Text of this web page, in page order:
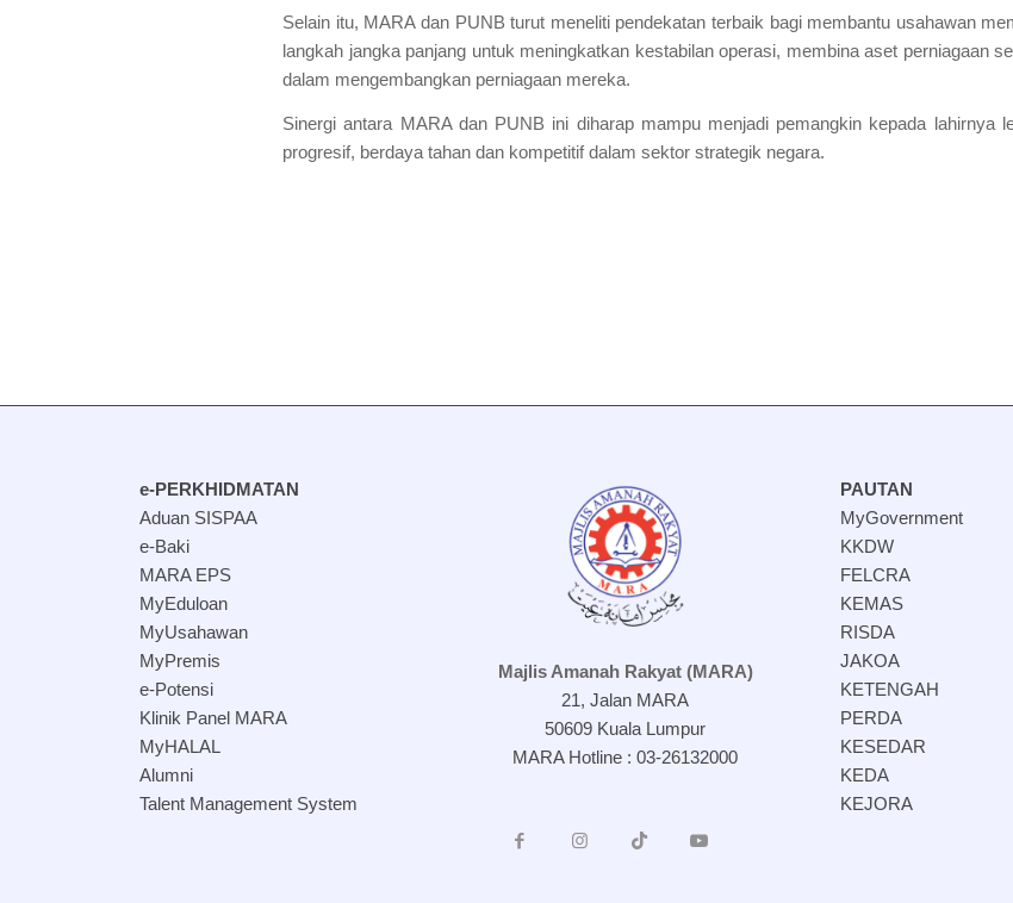
Selain itu, MARA dan PUNB turut meneliti pendekatan terbaik bagi membantu usahawan
langkah jangka panjang untuk meningkatkan kestabilan operasi, membina aset perniagaan
dalam mengembangkan perniagaan mereka.
Sinergi antara MARA dan PUNB ini diharap mampu menjadi pemangkin kepada lahirnya
progresif, berdaya tahan dan kompetitif dalam sektor strategik negara.
e-PERKHIDMATAN
Aduan SISPAA
e-Baki
MARA EPS
MyEduloan
MyUsahawan
MyPremis
e-Potensi
Klinik Panel MARA
MyHALAL
Alumni
Talent Management System
Majlis Amanah Rakyat (MARA)
21, Jalan MARA
50609 Kuala Lumpur
MARA Hotline : 03-26132000
PAUTAN
MyGovernment
KKDW
FELCRA
KEMAS
RISDA
JAKOA
KETENGAH
PERDA
KESEDAR
KEDA
KEJORA